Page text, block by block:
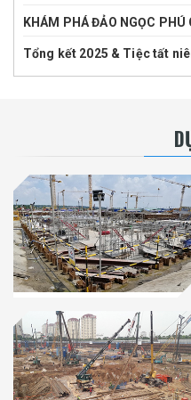
KHÁM PHÁ ĐẢO NGỌC PHÚ
Tổng kết 2025 & Tiệc tất